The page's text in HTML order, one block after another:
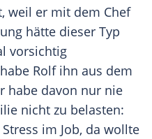
weil er mit dem Chef
hätte dieser Typ
vorsichtig
Rolf ihn aus dem
habe davon nur nie
nicht zu belasten:
im Job, da wollte